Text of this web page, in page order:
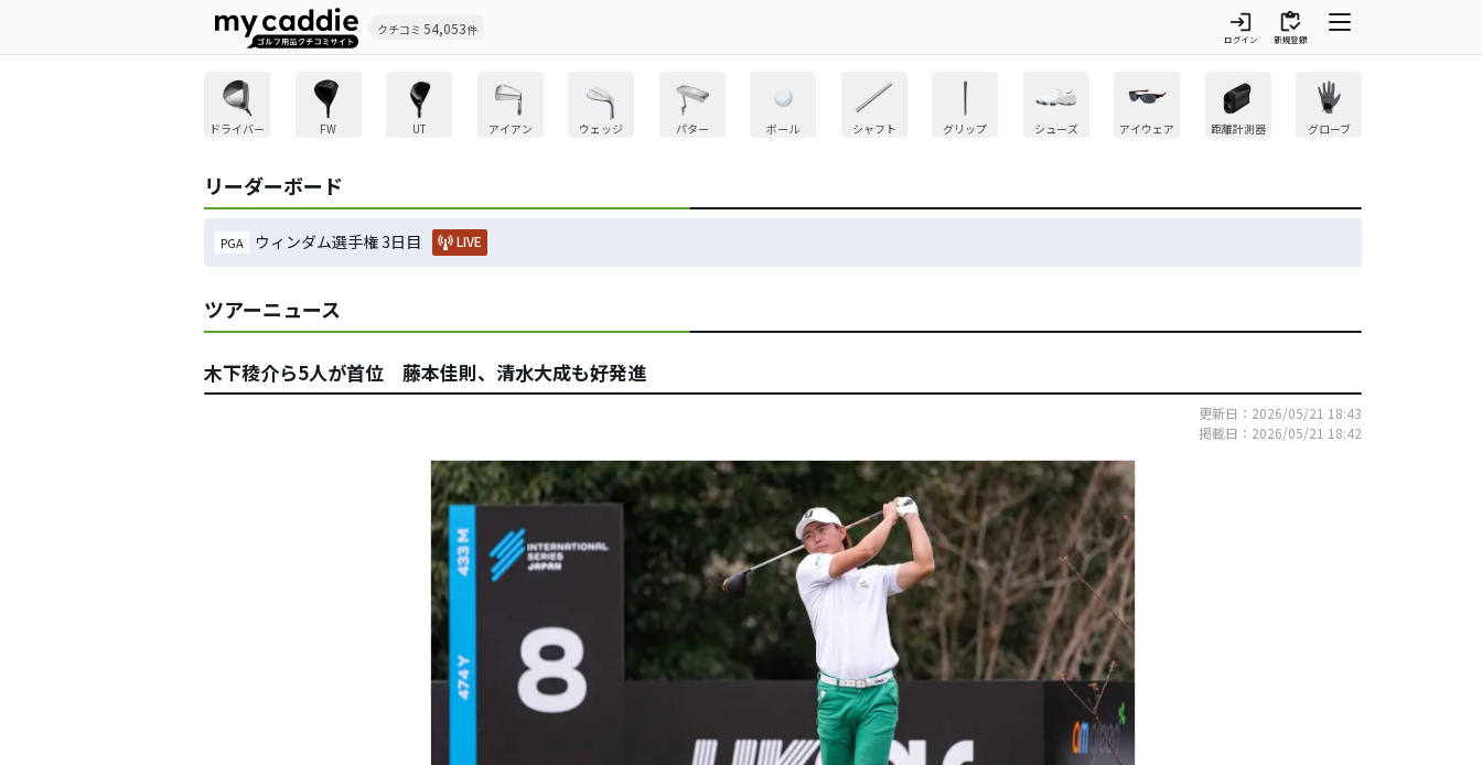
クチコミ 54,053件 login
ログイン
inventory
新規登録
ドライバー FW UT アイアン ウェッジ パター ボール シャフト グリップ シューズ アイウェア 距離計測器 グローブ
リーダーボード
PGA ウィンダム選手権 3日目 LIVE
ツアーニュース
木下稜介ら5人が首位 藤本佳則、清水大成も好発進
更新日：2026/05/21 18:43
掲載日：2026/05/21 18:42